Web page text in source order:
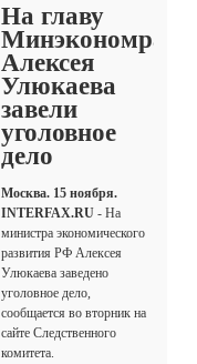
На главу
Алексея
Улюкаева
завели
уголовное
дело
Москва. 15 ноября.
INTERFAX.RU - На
министра экономического
развития РФ Алексея
Улюкаева заведено
уголовное дело,
сообщается во вторник на
сайте Следственного
комитета.